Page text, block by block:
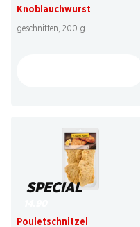
Knoblauchwurst
geschnitten, 200 g
SPECIAL
Pouletschnitzel